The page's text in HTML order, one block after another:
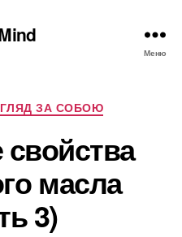
Меню
КатегоріїЗА СОБОЮ
масла
3)